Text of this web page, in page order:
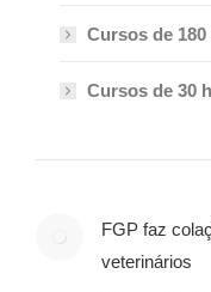
Cursos de
Cursos de 30
FGP faz
veterinários